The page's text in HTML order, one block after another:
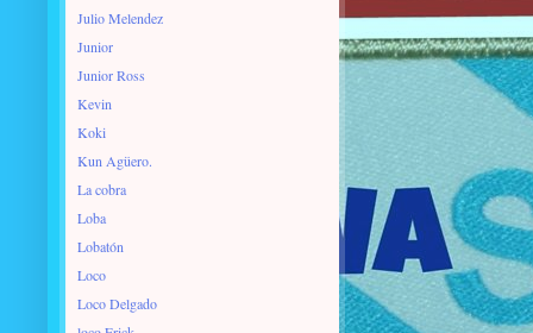
Julio Melendez
Junior
Junior Ross
Kevin
Koki
Kun Agüero.
La cobra
Loba
Lobatón
Loco
Loco Delgado